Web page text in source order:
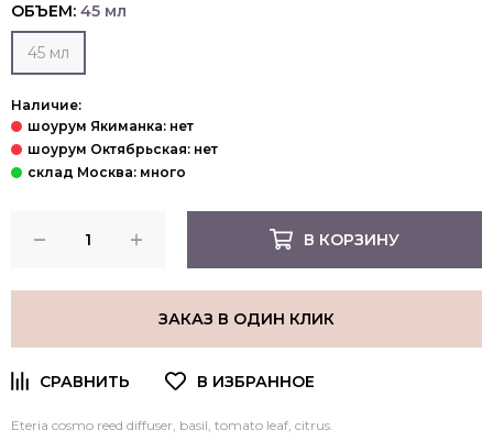
ОБЪЕМ: 45 мл
45 мл
Наличие:
В КОРЗИНУ
ЗАКАЗ В ОДИН КЛИК
Eteria cosmo reed diffuser, basil tomato leaf citrus.